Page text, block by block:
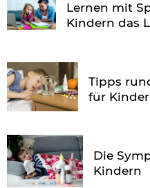
Lernen mit
Kindern das
Tipps
für Kinder
Die
Kindern